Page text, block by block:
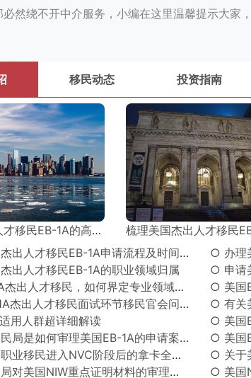
然绕不开中介服务，小编在这里温馨提示大家
移民动态 投资指南
1A的高效申请技巧——精准定位 梳理美国杰出人才移民EB-1A申请流程及
○ 梳理美国杰出人才移民EB-1A申请流程及时间节点
出人才移民EB-1A的职业领域归属
○ 美国EB1A杰出人才移民，如何界定专业领域的范围？
○ 美国EB-1A杰出人才移民面试环节移民官会问什么？附往届高频提问！
○ 有关
用人群超详细解读
○ 美国
○ 揭秘，移民局是如何审理美国EB-1A的申请案的？
○ 美国
○ 解读美国职业移民进入NVC阶段后的拿卡全过程！
○ 解读移民局对美国NIW重点证明材料的审理侧重点
○ 美国